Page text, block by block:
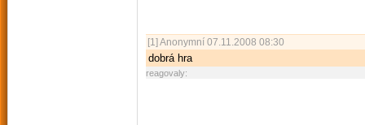
[1]Anonymní 07.11.2008 08:30
dobrá hra
reagovaly: